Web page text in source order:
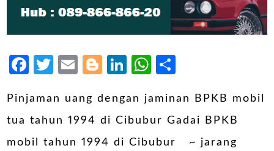
Facebook
Twitter
EmailBlogger
LinkedIn
WhatsApp
Pinjaman uang dengan jaminan BPKB mobil
tua tahun 1994 di Cibubur Gadai BPKB
mobil tahun 1994 di Cibubur ~ jarang